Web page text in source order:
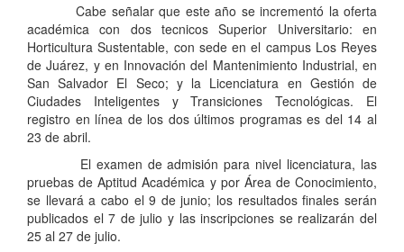
Cabe señalar que este año se incrementó la oferta
académica con dos tecnicos Superior Universitario: en
Horticultura Sustentable, con sede en el campus Los Reyes
de Juárez, y en Innovación del Mantenimiento Industrial, en
San Salvador El Seco; y la Licenciatura en Gestión de
Ciudades Inteligentes y Transiciones Tecnológicas. El
registro en línea de los dos últimos programas es del 14 al
23 de abril.
El examen de admisión para nivel licenciatura, las
pruebas de Aptitud Académica y por Área de Conocimiento,
se llevará a cabo el 9 de junio; los resultados finales serán
publicados el 7 de julio y las inscripciones se realizarán del
25 al 27 de julio.